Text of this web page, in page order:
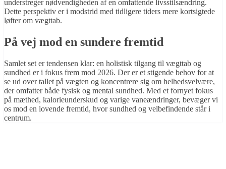
understreger nødvendigheden af en omfattende livsstilsændring.
Dette perspektiv er i modstrid med tidligere tiders mere kortsigtede
løfter om vægttab.
På vej mod en sundere fremtid
Samlet set er tendensen klar: en holistisk tilgang til vægttab og
sundhed er i fokus frem mod 2026. Der er et stigende behov for at
se ud over tallet på vægten og koncentrere sig om helhedsvelvære,
der omfatter både fysisk og mental sundhed. Med et fornyet fokus
på mæthed, kalorieunderskud og varige vaneændringer, bevæger vi
os mod en lovende fremtid, hvor sundhed og velbefindende står i
centrum.